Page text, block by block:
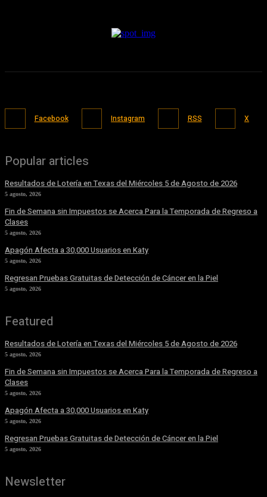
Facebook Instagram RSS X
Popular articles
Resultados de Lotería en Texas del Miércoles 5 de Agosto de 2026
5 agosto, 2026
Fin de Semana sin Impuestos se Acerca Para la Temporada de Regreso a
Clases
5 agosto, 2026
Apagón Afecta a 30,000 Usuarios en Katy
5 agosto, 2026
Regresan Pruebas Gratuitas de Detección de Cáncer en la Piel
5 agosto, 2026
Featured
Resultados de Lotería en Texas del Miércoles 5 de Agosto de 2026
5 agosto, 2026
Fin de Semana sin Impuestos se Acerca Para la Temporada de Regreso a
Clases
5 agosto, 2026
Apagón Afecta a 30,000 Usuarios en Katy
5 agosto, 2026
Regresan Pruebas Gratuitas de Detección de Cáncer en la Piel
5 agosto, 2026
Newsletter